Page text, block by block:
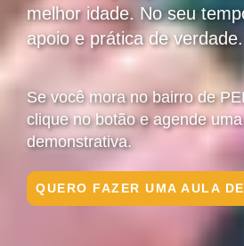
melhor idade. No seu
apoio e prática de verdade.
Se você mora no bairro de
clique no botão e agende
demonstrativa.
QUERO FAZER UMA AULA